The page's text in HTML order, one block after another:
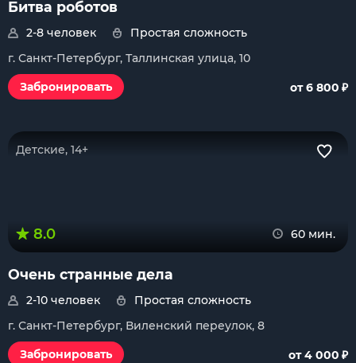
Битва роботов
2-8 человек
Простая сложность
г. Санкт-Петербург, Таллинская улица, 10
Забронировать
от 6 800 ₽
Детские, 14+
8.0 60 мин.
Очень странные дела
2-10 человек
Простая сложность
г. Санкт-Петербург, Виленский переулок, 8
Забронировать
от 4 000 ₽